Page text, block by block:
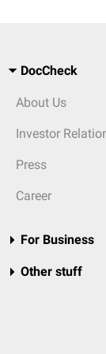
DocCheck
About Us
Investor
Press
Career
For Business
Other stuff